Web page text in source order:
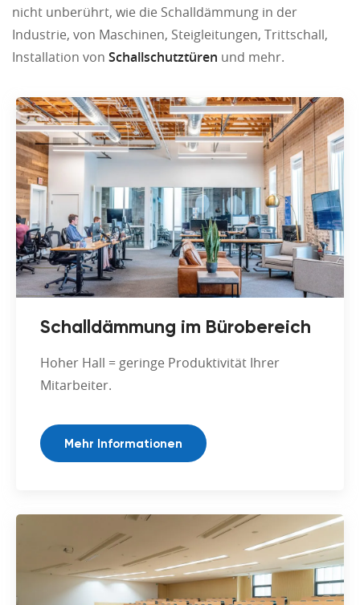
nicht unberührt, wie die Schalldämmung in der
Industrie, von Maschinen, Steigleitungen, Trittschall,
Installation von Schallschutztüren und mehr.
Schalldämmung im Bürobereich
Hoher Hall = geringe Produktivität Ihrer
Mitarbeiter.
Mehr Informationen